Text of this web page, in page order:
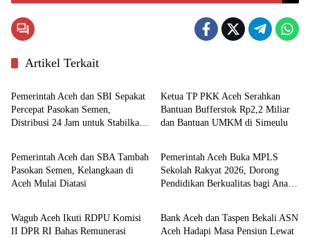
Artikel Terkait
Pemerintahan
Pemerintah Aceh dan SBI Sepakat
Percepat Pasokan Semen,
Distribusi 24 Jam untuk Stabilkan
Ketua TP PKK Aceh Serahkan
Bantuan Bufferstok Rp2,2 Miliar
dan Bantuan UMKM di Simeulu
Ekonomi
Pemerintah Aceh dan SBA Tambah
Pasokan Semen, Kelangkaan di
Aceh Mulai Diatasi
Pemerintahan
Pemerintah Aceh Buka MPLS
Sekolah Rakyat 2026, Dorong
Pendidikan Berkualitas bagi Anak
Nasional
Wagub Aceh Ikuti RDPU Komisi
II DPR RI Bahas Remunerasi
Ekonomi
Bank Aceh dan Taspen Bekali ASN
Aceh Hadapi Masa Pensiun Lewat